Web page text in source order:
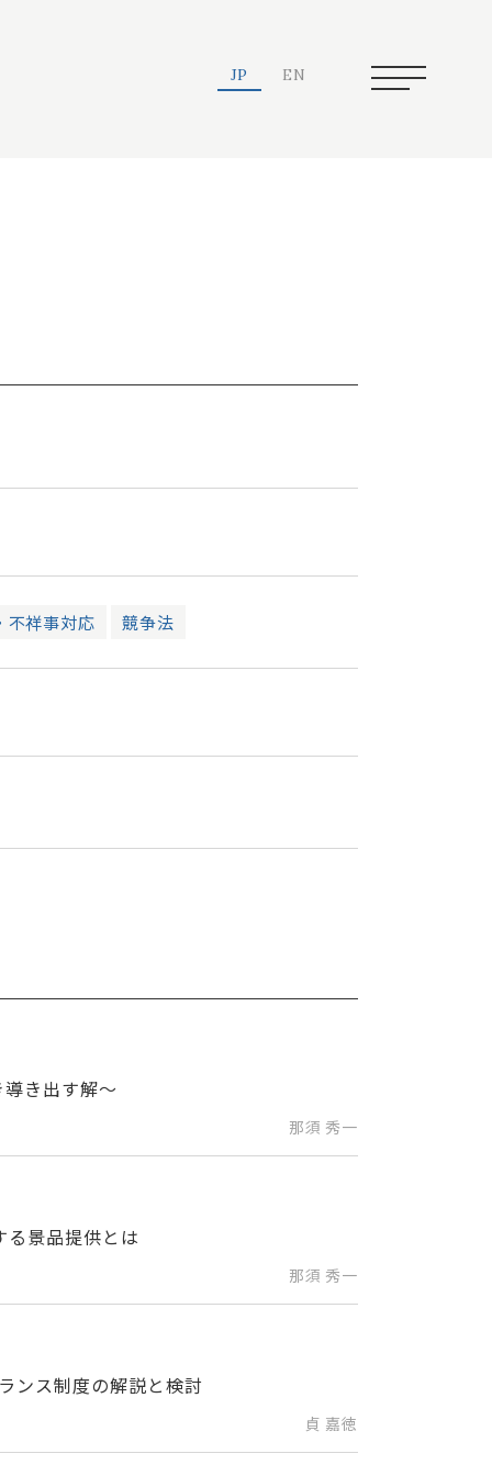
JP EN
不祥事対応 競争法
き出す解～
那須 秀一
景品提供とは
那須 秀一
ンス制度の解説と検討
貞 嘉徳